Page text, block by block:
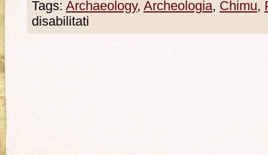
Tags: Archaeology, Archeologia, Chimu,
disabilitati